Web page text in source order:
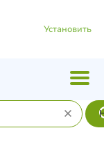
Установить